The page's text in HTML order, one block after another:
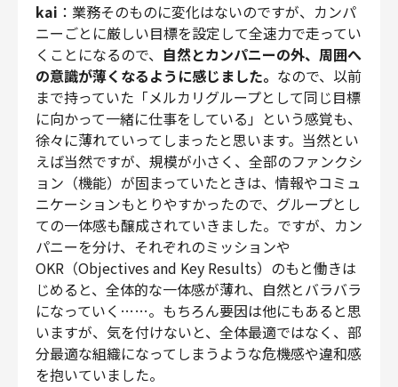
kai ：業務そのものに変化はないのですが、カンパ
ニーごとに厳しい目標を設定して全速力で走ってい
くことになるので、 自然とカンパニーの外、周囲へ
の意識が薄くなるように感じました。 なので、以前
まで持っていた「メルカリグループとして同じ目標
に向かって一緒に仕事をしている」という感覚も、
徐々に薄れていってしまったと思います。当然とい
えば当然ですが、規模が小さく、全部のファンクシ
ョン（機能）が固まっていたときは、情報やコミュ
ニケーションもとりやすかったので、グループとし
ての一体感も醸成されていきました。ですが、カン
パニーを分け、それぞれのミッションや
OKR（Objectives and Key Results）のもと働きは
じめると、全体的な一体感が薄れ、自然とバラバラ
になっていく……。もちろん要因は他にもあると思
いますが、気を付けないと、全体最適ではなく、部
分最適な組織になってしまうような危機感や違和感
を抱いていました。